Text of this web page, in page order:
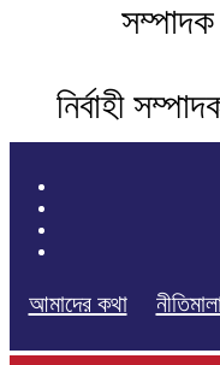
সম্পাদক
নির্বাহী
আমাদের কথা